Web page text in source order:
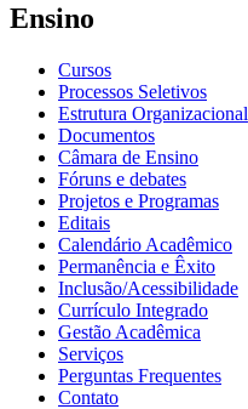
Ensino
Cursos
Processos Seletivos
Estrutura Organizacional
Documentos
Câmara de Ensino
Fóruns e debates
Projetos e Programas
Editais
Calendário Acadêmico
Permanência e Êxito
Inclusão/Acessibilidade
Currículo Integrado
Gestão Acadêmica
Serviços
Perguntas Frequentes
Contato